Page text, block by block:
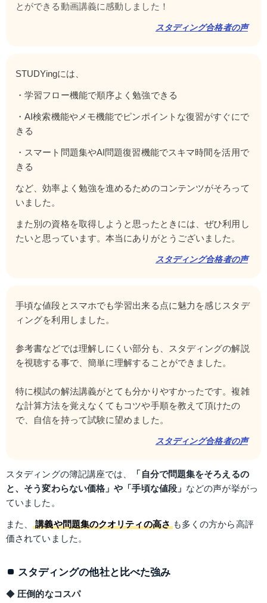
とができる動画講義に感動しました！
スタディング合格者の声
STUDYingには、
・学習フロー機能で順序よく勉強できる
・AI検索機能やメモ機能でピンポイントな復習がすぐにで
きる
・スマート問題集やAI問題復習機能でスキマ時間を活用で
きる
など、効率よく勉強を進めるためのコンテンツがそろって
いました。
また別の資格を取得しようと思ったときには、ぜひ利用し
たいと思っています。本当にありがとうございました。
スタディング合格者の声
手頃な値段とスマホでも学習出来る点に魅力を感じスタデ
ィングを利用しました。
参考書などでは理解しにくい部分も、スタディングの解説
を視聴する事で、簡単に理解することができました。
特に模試の解法講義がとても分かりやすかったです。複雑
な計算方法を覚えなくてもコツや手順を教えて頂けたの
で、自信を持って試験に望めました。
スタディング合格者の声
スタディングの簿記講座では、
「自分で問題集をそろえるの
と、そう変わらない価格」や「手頃な値段」 などの声が挙がっ
ていました。
また、 講義や問題集のクオリティの高さ も多くの方から高評
価されていました。
スタディングの他社と比べた強み
◆ 圧倒的なコスパ